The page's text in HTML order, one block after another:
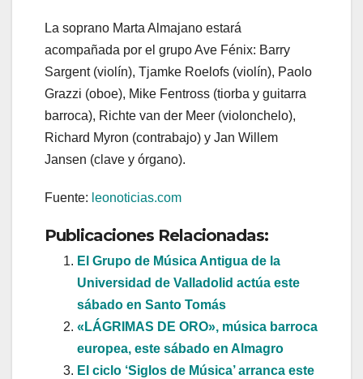
La soprano Marta Almajano estará
acompañada por el grupo Ave Fénix: Barry
Sargent (violín), Tjamke Roelofs (violín), Paolo
Grazzi (oboe), Mike Fentross (tiorba y guitarra
barroca), Richte van der Meer (violonchelo),
Richard Myron (contrabajo) y Jan Willem
Jansen (clave y órgano).
Fuente: leonoticias.com
Publicaciones Relacionadas:
El Grupo de Música Antigua de la
Universidad de Valladolid actúa este
sábado en Santo Tomás
«LÁGRIMAS DE ORO», música barroca
europea, este sábado en Almagro
El ciclo ‘Siglos de Música’ arranca este